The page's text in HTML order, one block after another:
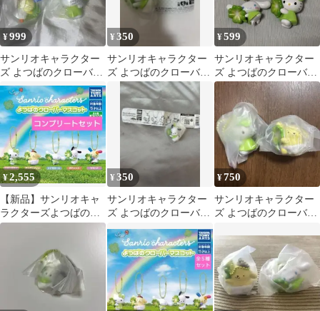
¥999
サンリオキャラクター
ズ よつばのクローバー
マスコット 2個セット
¥350
サンリオキャラクター
ズ よつばのクローバー
マスコット ポチャッコ
¥599
サンリオキャラクター
ズ よつばのクローバー
マスコット ハローキテ
ィ シナモロール
¥2,555
【新品】サンリオキャ
ラクターズよつばのク
ローバーマスコットコ
¥350
サンリオキャラクター
ズ よつばのクローバー
マスコット ポチャッコ
¥750
サンリオキャラクター
ズ よつばのクローバー
ポムポムプリン